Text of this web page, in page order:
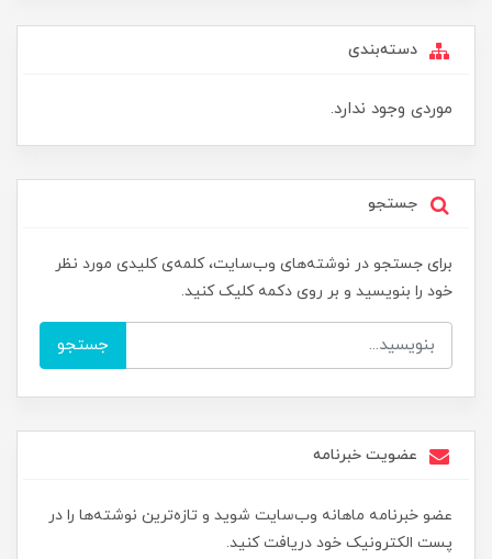
دسته‌بندی
موردی وجود ندارد.
جستجو
برای جستجو در نوشته‌های وب‌سایت، کلمه‌ی کلیدی مورد نظر
خود را بنویسید و بر روی دکمه کلیک کنید.
جستجو
عضویت خبرنامه
عضو خبرنامه ماهانه وب‌سایت شوید و تازه‌ترین نوشته‌ها را در
پست الکترونیک خود دریافت کنید.